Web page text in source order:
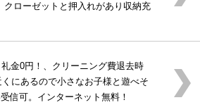
クローゼットと押入れがあり収納充
金0円！、クリーニング費退去時
にあるので小さなお子様と遊べそ
信可。インターネット無料！